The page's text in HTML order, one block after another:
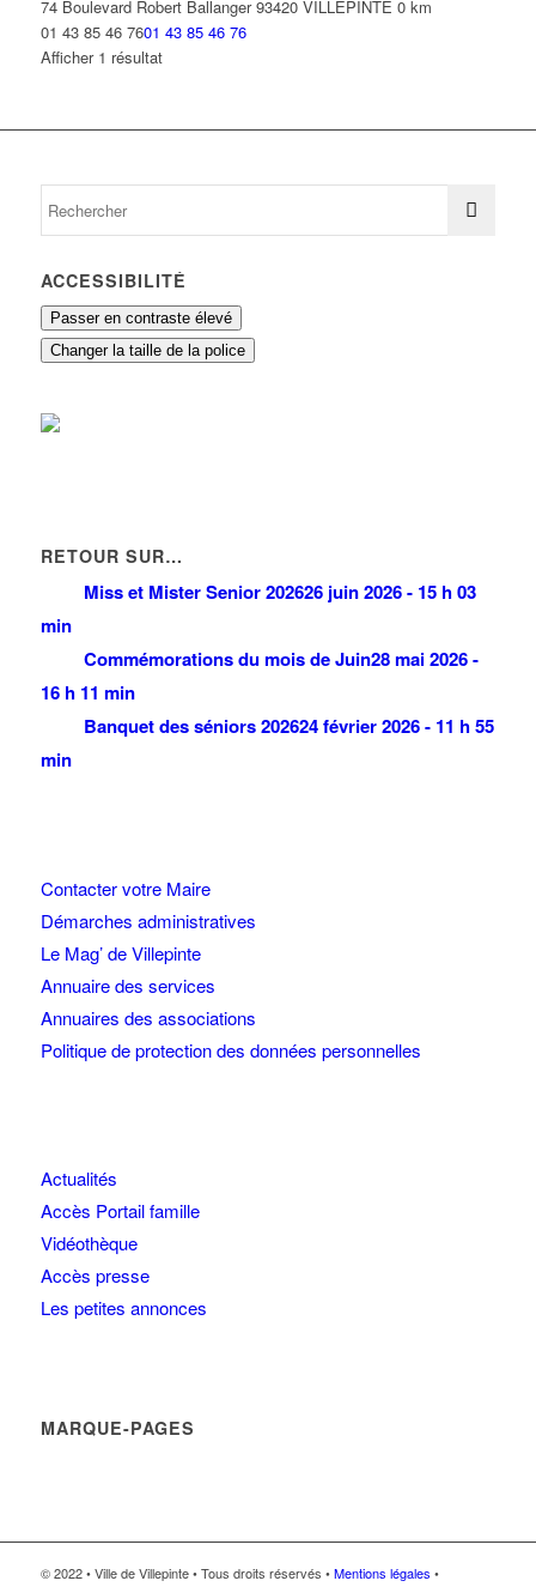
74 Boulevard Robert Ballanger 93420 VILLEPINTE 0 km
01 43 85 46 7601 43 85 46 76
Afficher 1 résultat
ACCESSIBILITÉ
Passer en contraste élevé
Changer la taille de la police
RETOUR SUR…
Miss et Mister Senior 202626 juin 2026 - 15 h 03
min
Commémorations du mois de Juin28 mai 2026 -
16 h 11 min
Banquet des séniors 202624 février 2026 - 11 h 55
min
Contacter votre Maire
Démarches administratives
Le Mag’ de Villepinte
Annuaire des services
Annuaires des associations
Politique de protection des données personnelles
Actualités
Accès Portail famille
Vidéothèque
Accès presse
Les petites annonces
MARQUE-PAGES
© 2022 • Ville de Villepinte • Tous droits réservés •Mentions légales •